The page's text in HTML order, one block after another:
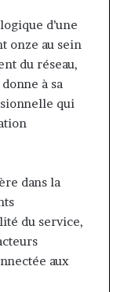
d’une
onze au sein
du réseau,
à sa
qui
dans la
du service,
aux